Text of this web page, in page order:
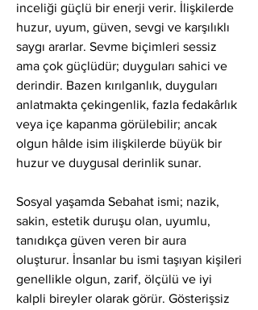
inceliği güçlü bir enerji verir. İlişkilerde
huzur, uyum, güven, sevgi ve karşılıklı
saygı ararlar. Sevme biçimleri sessiz
ama çok güçlüdür; duyguları sahici ve
derindir. Bazen kırılganlık, duyguları
anlatmakta çekingenlik, fazla fedakârlık
veya içe kapanma görülebilir; ancak
olgun hâlde isim ilişkilerde büyük bir
huzur ve duygusal derinlik sunar.
Sosyal yaşamda Sebahat ismi; nazik,
sakin, estetik duruşu olan, uyumlu,
tanıdıkça güven veren bir aura
oluşturur. İnsanlar bu ismi taşıyan kişileri
genellikle olgun, zarif, ölçülü ve iyi
kalpli bireyler olarak görür. Gösterişsiz